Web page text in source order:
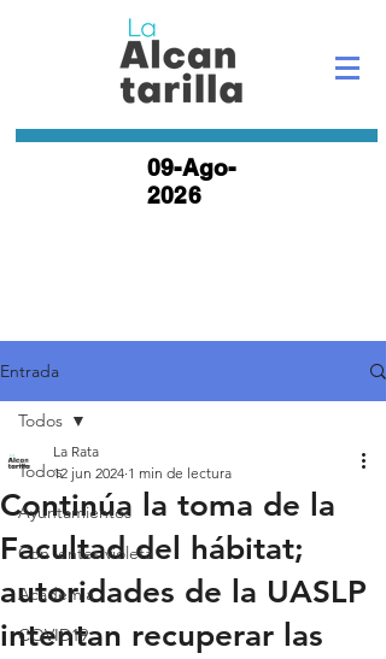
09-Ago-
2026
Entrada
Todos
Ayuntamientos
Con lentes violeta
Academia
COVID19
Todos
Continúa la toma de la
Facultad del hábitat;
autoridades de la UASLP
intentan recuperar las
La Rata
12 jun 2024 1 min de lectura